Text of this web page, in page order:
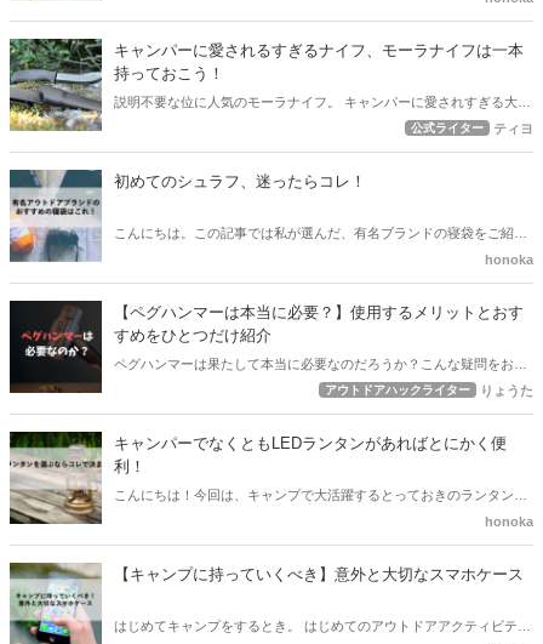
商品も見た中で、日本製でもあるこちらをおすすめします！ ぜひ、読
んでみてくださいね。
キャンパーに愛されるすぎるナイフ、モーラナイフは一本
持っておこう！
説明不要な位に人気のモーラナイフ。 キャンパーに愛されすぎる大人
気ナイフの一角。 アウトドアで、キャンプで使える信頼できるナイフ
公式ライター ティヨ
初めてのシュラフ、迷ったらコレ！
こんにちは。この記事では私が選んだ、有名ブランドの寝袋をご紹介
します。 寝袋を選ぶ際に、その作っている会社が信頼できるのかとい
です。 いつもアウトドア製品を選ぶときの大切な視点に、その「会社
の信頼」があります。 ですので、今回はその視点からの記事を書きま
した。
honoka
【ペグハンマーは本当に必要？】使用するメリットとおす
すめをひとつだけ紹介
ペグハンマーは果たして本当に必要なのだろうか？こんな疑問をお持
ちの初心者キャンパーさんもいらっしゃるのではないでしょうか。た
ると、揃える重要度は下がるかもしてません。ですが、そんなことは
ない、ペグハンマーは重要なんだ！ということを本記事でまとめてみ
ました。おおすすめの商品も紹介しているので、チェックしてみてく
ださいね。
アウトドアハックライター りょうた
キャンパーでなくともLEDランタンがあればとにかく便
利！
こんにちは！今回は、キャンプで大活躍するとっておきのランタンを
ご紹介します。 特に はじめてキャンプをされる初心者の方！ キャン
なキャンプになることでしょう！
honoka
【キャンプに持っていくべき】意外と大切なスマホケース
はじめてキャンプをするとき。 はじめてのアウトドアアクティビティ